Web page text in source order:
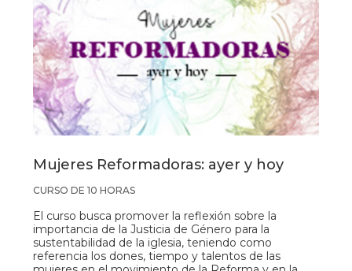
Mujeres Reformadoras: ayer y hoy
CURSO DE 10 HORAS
El curso busca promover la reflexión sobre la
importancia de la Justicia de Género para la
sustentabilidad de la iglesia, teniendo como
referencia los dones, tiempo y talentos de las